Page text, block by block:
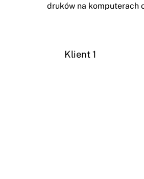
druków na komputerach
Klient 1